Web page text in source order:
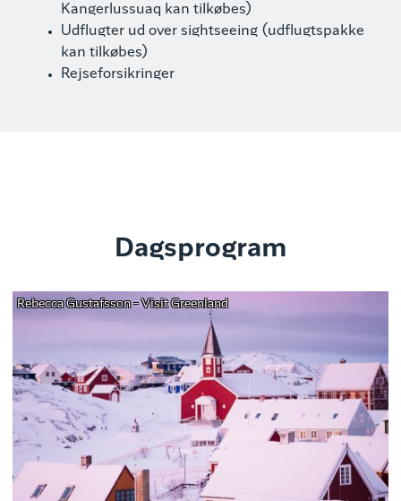
Kangerlussuaq kan tilkøbes)
Udflugter ud over sightseeing (udflugtspakke
kan tilkøbes)
Rejseforsikringer
Dagsprogram
Rebecca Gustafsson - Visit Greenland